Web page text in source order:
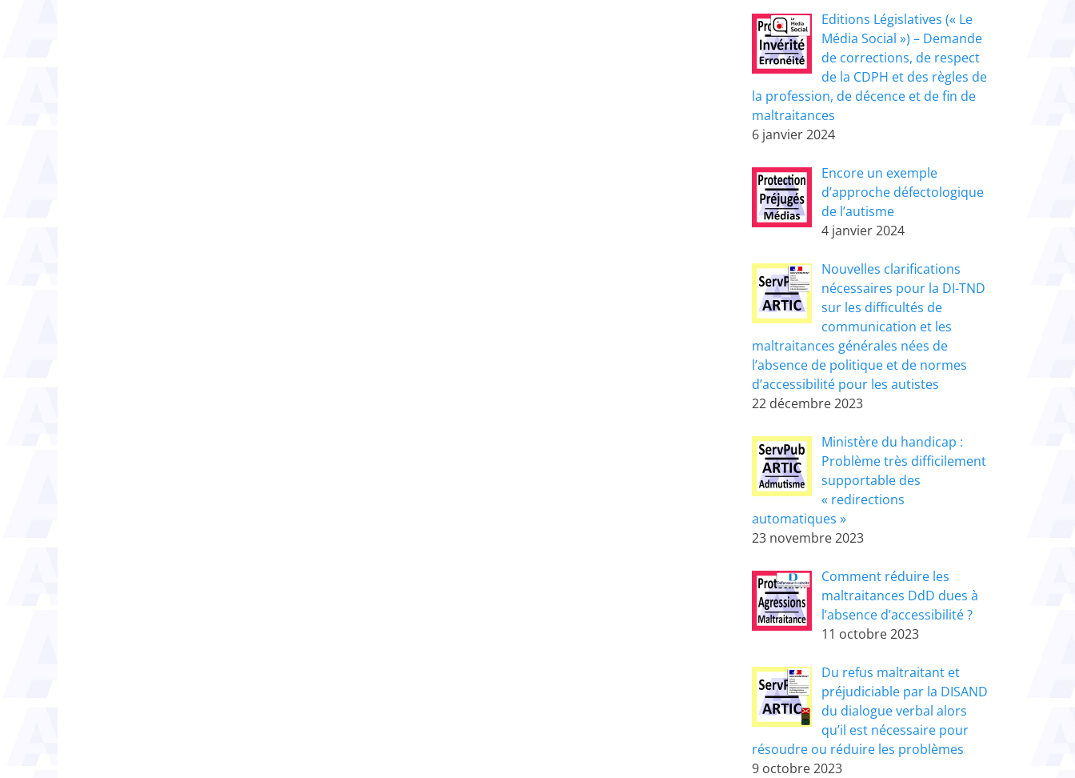
Editions Législatives (« Le
Média Social ») – Demande
de corrections, de respect
de la CDPH et des règles de
la profession, de décence et de fin de
maltraitances
6 janvier 2024
Encore un exemple
d’approche défectologique
de l’autisme
4 janvier 2024
Nouvelles clarifications
nécessaires pour la DI-TND
sur les difficultés de
communication et les
maltraitances générales nées de
l’absence de politique et de normes
d’accessibilité pour les autistes
22 décembre 2023
Ministère du handicap :
Problème très difficilement
supportable des
« redirections
automatiques »
23 novembre 2023
Comment réduire les
maltraitances DdD dues à
l’absence d’accessibilité ?
11 octobre 2023
Du refus maltraitant et
préjudiciable par la DISAND
du dialogue verbal alors
qu’il est nécessaire pour
résoudre ou réduire les problèmes
9 octobre 2023